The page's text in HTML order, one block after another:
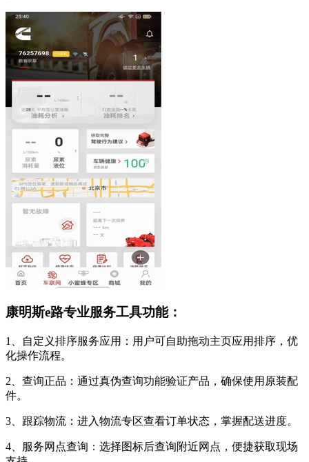
康明斯e路专业服务工具功能：
1、自定义排序服务应用：用户可自助拖动主页应用排序，优
化操作流程。
2、查询正品：通过真伪查询功能验证产品，确保使用原装配
件。
3、跟踪物流：进入物流专区查看订单状态，掌握配送进度。
4、服务网点查询：选择图标后查询附近网点，便捷获取现场